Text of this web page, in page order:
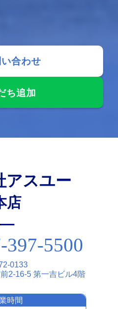
合わせ
ち追加
アスユー
店
397-5500
0133
2-16-5 第⼀吉ビル4階
時間